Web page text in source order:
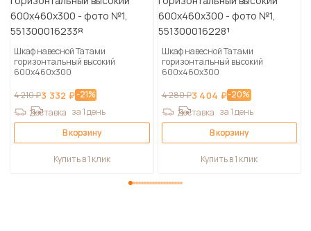
Шкаф навесной Татами
горизонтальный высокий
600х460х300
4 210 ₽3 332 ₽-21%
Доставка за 1 день
В корзину
Купить в 1 клик
Шкаф навесной Татами
горизонтальный высокий
600х460х300
4 280 ₽3 404 ₽-20%
Доставка за 1 день
В корзину
Купить в 1 клик